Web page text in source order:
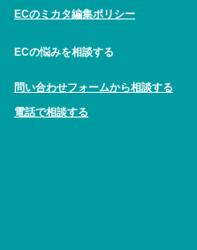
ECのミカタ編集ポリシー
ECの悩みを相談する
問い合わせフォームから相談する
電話で相談する